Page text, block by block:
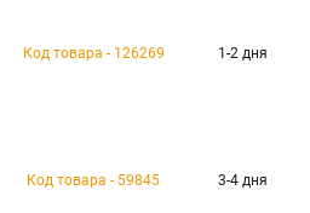
Код товара - 126269 1-2 дня
Код товара - 59845 3-4 дня